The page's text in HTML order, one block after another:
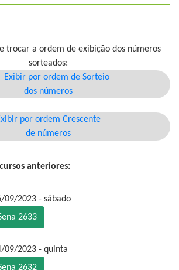
trocar a ordem de exibição dos números
sorteados:
Exibir por ordem de Sorteio
dos números
por ordem Crescente
de números
anteriores:
09/2023 - sábado
2633
09/2023 - quinta
2632